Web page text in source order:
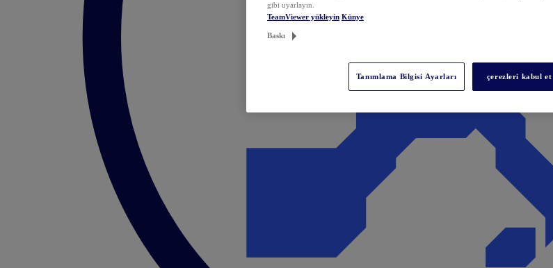
gibi uyarlayın.
TeamViewer yükleyin Künye
Baskı
Tanımlama Bilgisi Ayarları çerezleri kabul et